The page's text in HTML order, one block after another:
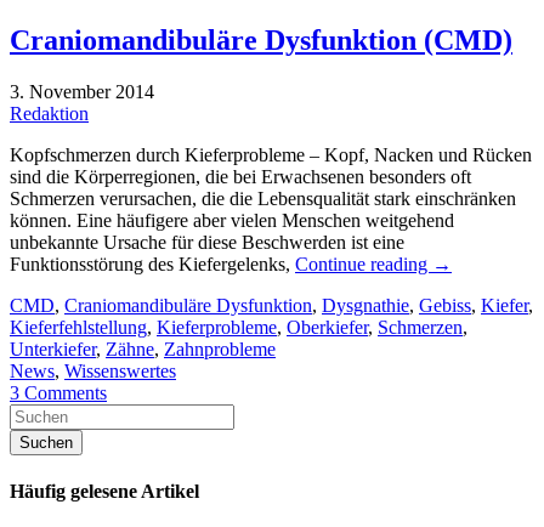
Craniomandibuläre Dysfunktion (CMD)
3. November 2014
Redaktion
Kopfschmerzen durch Kieferprobleme – Kopf, Nacken und Rücken
sind die Körperregionen, die bei Erwachsenen besonders oft
Schmerzen verursachen, die die Lebensqualität stark einschränken
können. Eine häufigere aber vielen Menschen weitgehend
unbekannte Ursache für diese Beschwerden ist eine
Funktionsstörung des Kiefergelenks, Continue reading →
CMD, Craniomandibuläre Dysfunktion, Dysgnathie, Gebiss, Kiefer,
Kieferfehlstellung, Kieferprobleme, Oberkiefer, Schmerzen,
Unterkiefer, Zähne, Zahnprobleme
News, Wissenswertes
3 Comments
Häufig gelesene Artikel